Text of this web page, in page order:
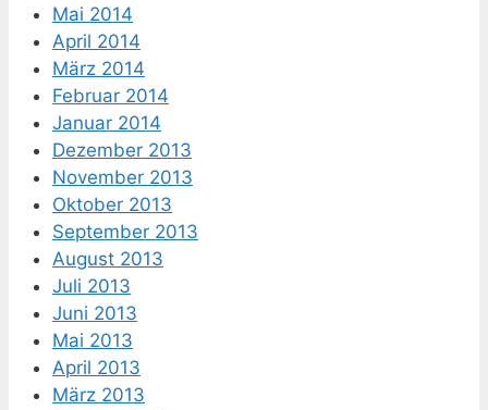
Mai 2014
April 2014
März 2014
Februar 2014
Januar 2014
Dezember 2013
November 2013
Oktober 2013
September 2013
August 2013
Juli 2013
Juni 2013
Mai 2013
April 2013
März 2013